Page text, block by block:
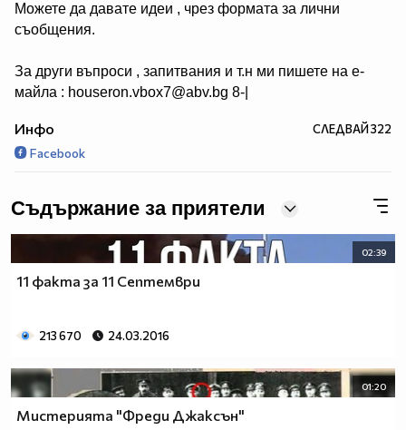
Можете да давате идеи , чрез формата за лични
съобщения.
За други въпроси , запитвания и т.н ми пишете на е-
майла : houseron.vbox7@abv.bg 8-|
Инфо СЛЕДВАЙ322
Facebook
Съдържание за приятели
02:39
11 факта за 11 Септември
213 670 24.03.2016
01:20
Мистерията "Фреди Джаксън"